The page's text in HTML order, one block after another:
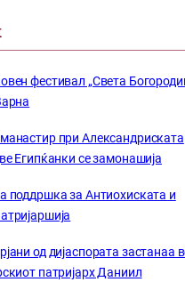
фестивал „Света
при Александриската
Египќанки се замонашија
поддршка за Антиохиската и
од дијаспората застанаа
патријарх Даниил